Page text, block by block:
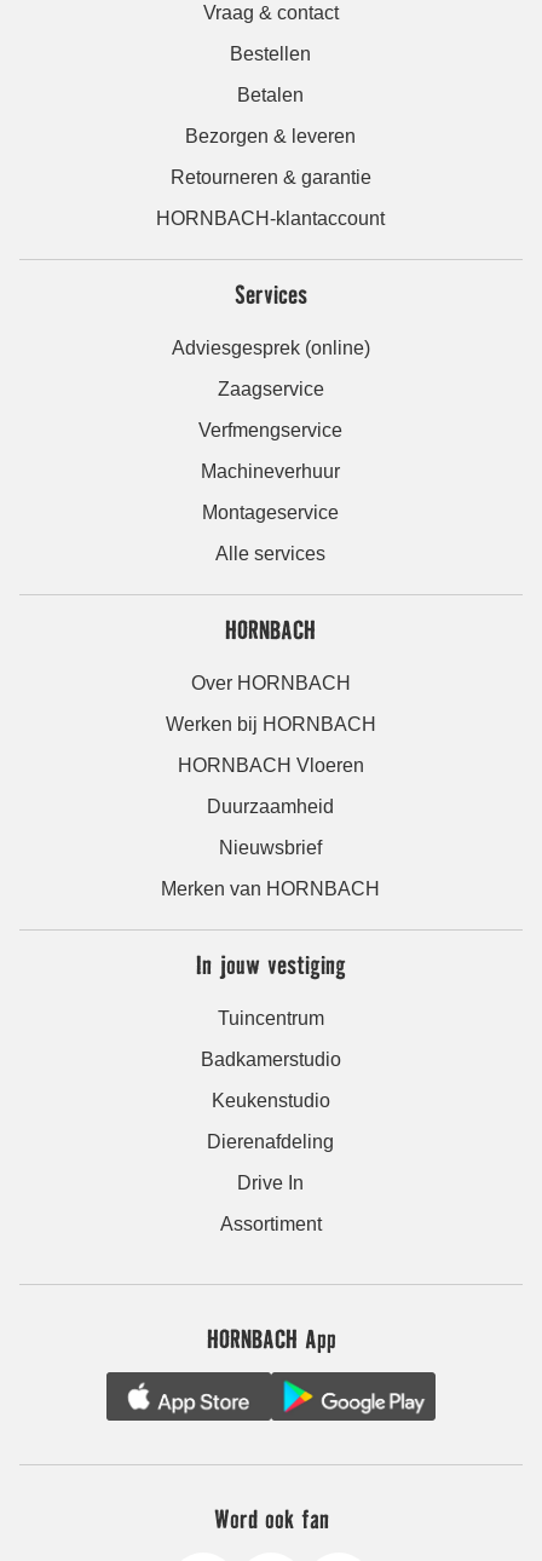
Vraag & contact
Bestellen
Betalen
Bezorgen & leveren
Retourneren & garantie
HORNBACH-klantaccount
Services
Adviesgesprek (online)
Zaagservice
Verfmengservice
Machineverhuur
Montageservice
Alle services
HORNBACH
Over HORNBACH
Werken bij HORNBACH
HORNBACH Vloeren
Duurzaamheid
Nieuwsbrief
Merken van HORNBACH
In jouw vestiging
Tuincentrum
Badkamerstudio
Keukenstudio
Dierenafdeling
Drive In
Assortiment
HORNBACH App
Word ook fan